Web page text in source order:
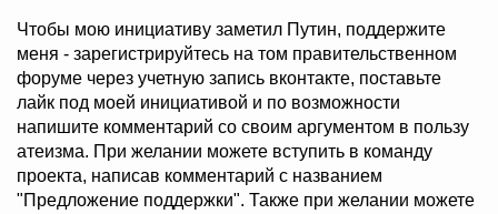
Чтобы мою инициативу заметил Путин, поддержите
меня - зарегистрируйтесь на том правительственном
форуме через учетную запись вконтакте, поставьте
лайк под моей инициативой и по возможности
напишите комментарий со своим аргументом в пользу
атеизма. При желании можете вступить в команду
проекта, написав комментарий с названием
"Предложение поддержки". Также при желании можете